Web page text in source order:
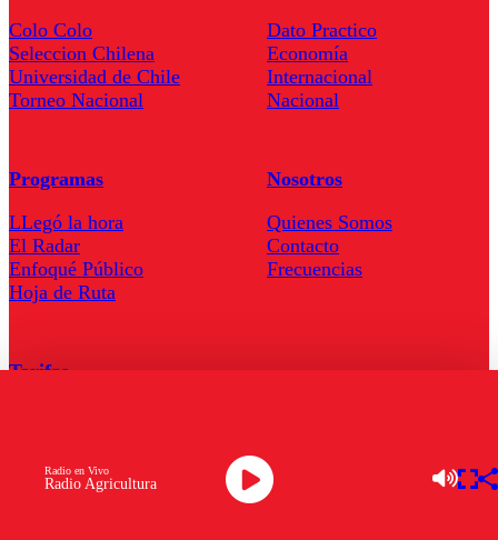
Radio Agricultura
Radio en Vivo
Colo Colo
Seleccion Chilena
Universidad de Chile
Torneo Nacional
Dato Practico
Economía
Internacional
Nacional
Programas
LLegó la hora
El Radar
Enfoqué Público
Hoja de Ruta
Nosotros
Quienes Somos
Contacto
Frecuencias
Tarifas